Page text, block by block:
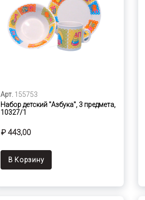
Арт. 155753
Набор детский "Азбука", 3 предмета,
10327/1
₽ 443,00
В Корзину